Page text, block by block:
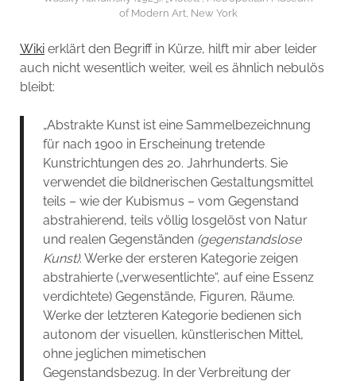
of Modern Art, New York
Wikierklärt den Begriff in Kürze, hilft mir aber leider
auch nicht wesentlich weiter, weil es ähnlich nebulös
bleibt:
„Abstrakte Kunst ist eine Sammelbezeichnung
für nach 1900 in Erscheinung tretende
Kunstrichtungen des 20. Jahrhunderts. Sie
verwendet die bildnerischen Gestaltungsmittel
teils – wie der Kubismus – vom Gegenstand
abstrahierend, teils völlig losgelöst von Natur
und realen Gegenständen (gegenstandslose
Kunst). Werke der ersteren Kategorie zeigen
abstrahierte („verwesentlichte“, auf eine Essenz
verdichtete) Gegenstände, Figuren, Räume.
Werke der letzteren Kategorie bedienen sich
autonom der visuellen, künstlerischen Mittel,
ohne jeglichen mimetischen
Gegenstandsbezug. In der Verbreitung der